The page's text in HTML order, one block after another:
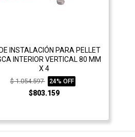
INSTALACIÓN PARA PELLET
INTERIOR VERTICAL 80 MM
X 4
$ 1.054.597 24% OFF
$803.159